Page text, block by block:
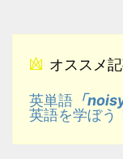
オススメ
英単語 「
英語を学ぼう